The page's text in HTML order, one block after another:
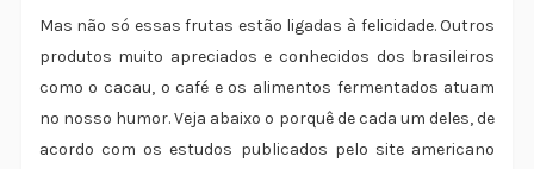
Mas não só essas frutas estão ligadas à felicidade. Outros
produtos muito apreciados e conhecidos dos brasileiros
como o cacau, o café e os alimentos fermentados atuam
no nosso humor. Veja abaixo o porquê de cada um deles, de
acordo com os estudos publicados pelo site americano